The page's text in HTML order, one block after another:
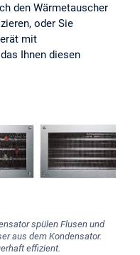
den Wärmetauscher
oder Sie
mit
Ihnen diesen
spülen Flusen und
aus dem Kondensator.
effizient.